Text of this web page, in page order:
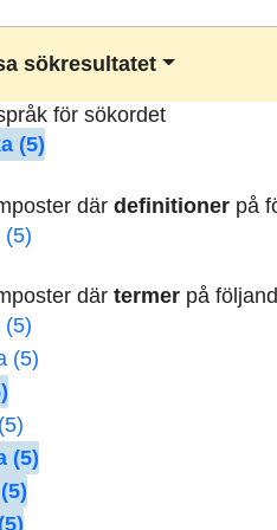
sökresultatet
för sökordet
(5)
därdefinitioner på
(5)
därtermer på
(5)
(5)
(5)